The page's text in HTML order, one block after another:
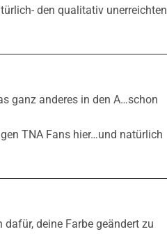
den qualitativ unerreichten
ganz anderes in den A…schon
TNA Fans hier…und natürlich
deine Farbe geändert zu